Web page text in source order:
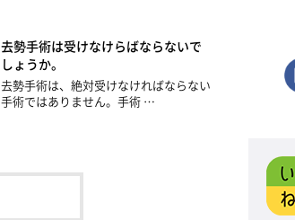
去勢手術は受けなけらばならないで
しょうか。
去勢手術は、絶対受けなければならない
手術ではありません。手術 …